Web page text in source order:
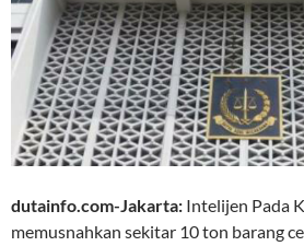
dutainfo.com-Jakarta: Intelijen Pada
memusnahkan sekitar 10 ton barang